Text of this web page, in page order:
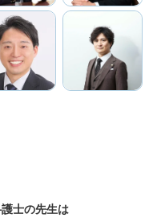
士の先生は